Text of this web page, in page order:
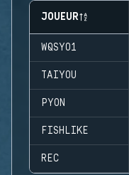
JOUEUR
WQSYO1
TAIYOU
PYON
FISHLIKE
REC